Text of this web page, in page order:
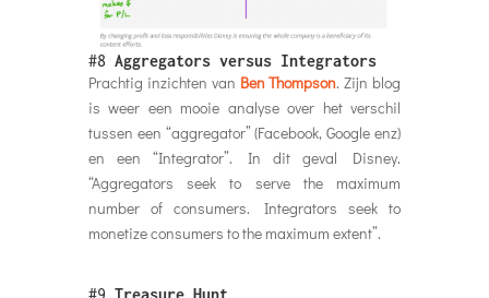
#8 Aggregators versus Integrators
Prachtig inzichten van Ben Thompson. Zijn blog
is weer een mooie analyse over het verschil
tussen een “aggregator” (Facebook, Google enz)
en een “Integrator”. In dit geval Disney.
“Aggregators seek to serve the maximum
number of consumers. Integrators seek to
monetize consumers to the maximum extent”.
#9 Treasure Hunt